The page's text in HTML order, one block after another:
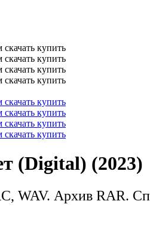
(Digital) (2023)
WAV. Архив RAR.